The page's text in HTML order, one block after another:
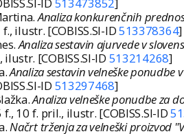
Analiza konkurenčnih
ilustr. [COBISS.SI-ID513378364]
Analiza sestavin ajurvede v
[COBISS.SI-ID 513214268]
Analiza sestavin velneške
ID 513297468]
Analiza velneške ponudbe za
10 f. pril., ilustr. [COBISS.SI-ID
Načrt trženja za velneški proizvod